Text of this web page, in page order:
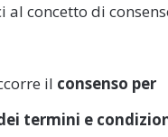
concetto di
il consenso per
termini e